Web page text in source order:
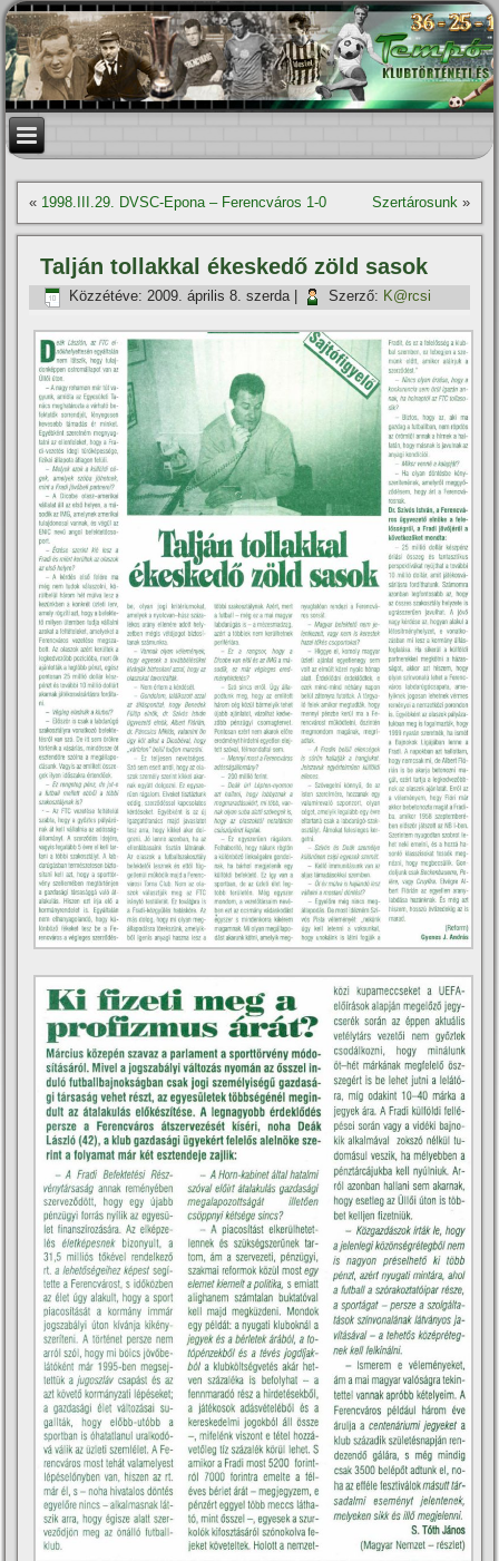
« 1998.III.29. DVSC-Epona – Ferencváros 1-0 Szertárosunk»
Talján tollakkal ékeskedő zöld sasok
Közzétéve: 2009. április 8. szerda| Szerző: K@rcsi